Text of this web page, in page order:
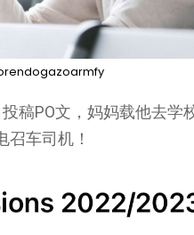
稿PO文，妈妈载他去学
召车司机！